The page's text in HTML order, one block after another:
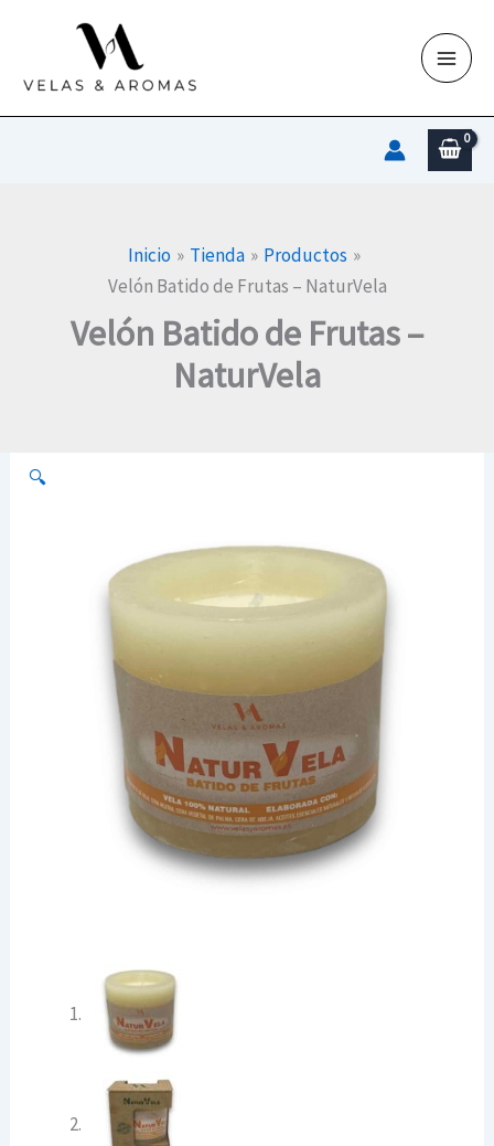
contenido
Inicio Tienda
Productos
Velón Batido de Frutas – NaturVela
Velón Batido de Frutas –
NaturVela
🔍